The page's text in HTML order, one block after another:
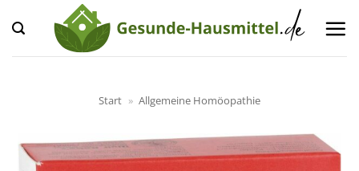
Inhalt
springen
Start » Allgemeine Homöopathie